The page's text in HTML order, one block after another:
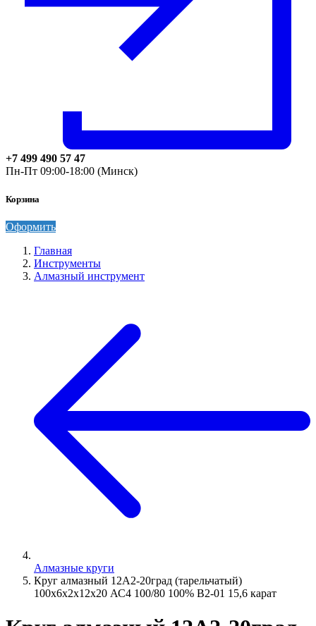
+7 499 490 57 47
Пн-Пт 09:00-18:00 (Минск)
Корзина
Оформить
Главная
Инструменты
Алмазный инструмент
Алмазные круги
Круг алмазный 12А2-20град (тарельчатый)
100х6х2х12х20 АС4 100/80 100% В2-01 15,6 карат